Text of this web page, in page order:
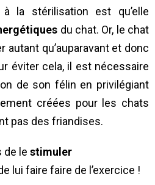
la stérilisation est qu’elle
du chat. Or, le chat
autant qu’auparavant et donc
éviter cela, il est nécessaire
de son félin en privilégiant
créées pour les chats
pas des friandises.
de le stimuler
lui faire faire de l’exercice !